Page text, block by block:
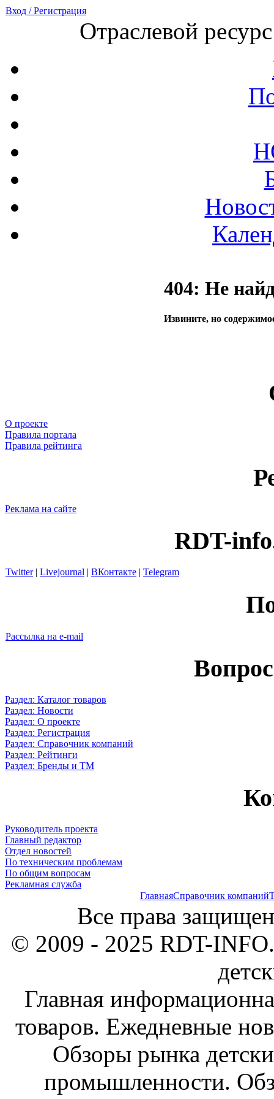
Вход / Регистрация
Отраслевой
404: Не
Извините, но
О проекте
Правила портала
Правила рейтинга
Реклама на сайте
RDT-
Twitter| Livejournal | ВКонтакте | Telegram
Рассылка на e-mail
Раздел: Каталог товаров
Раздел: Новости
Раздел: О проекте
Раздел: Регистрация
Раздел: Справочник компаний
Раздел: Рейтинги
Раздел: Бренды и ТМ
Руководитель проекта
Главный редактор
Отдел новостей
По техническим проблемам
По общим вопросам
Рекламная служба
ГлавнаяСправочник компаний
Все права
© 2009 - 2025 RDT-
Главная
товаров. Ежедневные
Обзоры рынка
промышленности.